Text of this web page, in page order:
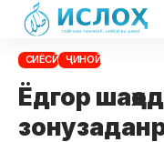
СИЁСӢ ҶИНОӢ
Ёдгор